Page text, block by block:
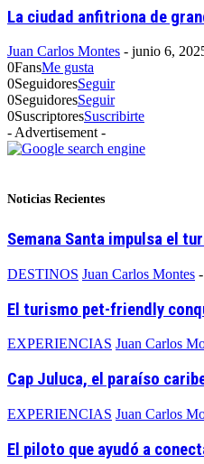
La ciudad anfitriona de
Juan Carlos Montes - junio 6,
0FansMe gusta
0SeguidoresSeguir
0SeguidoresSeguir
0SuscriptoresSuscribirte
- Advertisement -
Noticias Recientes
Semana Santa impulsa el
DESTINOS Juan Carlos Montes -
El turismo pet-friendly
EXPERIENCIAS Juan Carlos
Cap Juluca, el paraíso
EXPERIENCIAS Juan Carlos
El piloto que ayudó a